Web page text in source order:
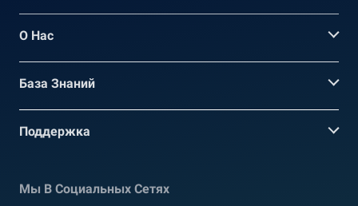
О Нас
База Знаний
Поддержка
Мы В Социальных Сетях